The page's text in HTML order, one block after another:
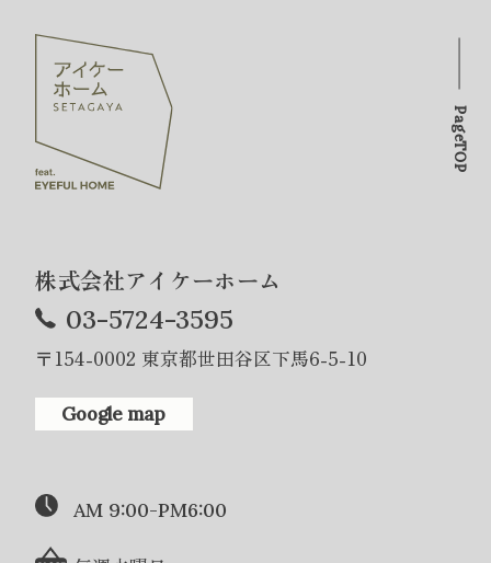
株式会社アイケーホーム
03-5724-3595
〒154-0002 東京都世田谷区下馬6-5-10
Google map
AM 9:00-PM6:00
PageTOP